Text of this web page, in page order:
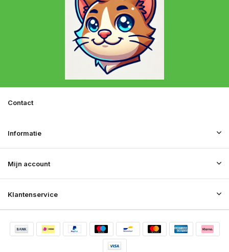
Klantenservice
Mijn account
Informatie
Contact